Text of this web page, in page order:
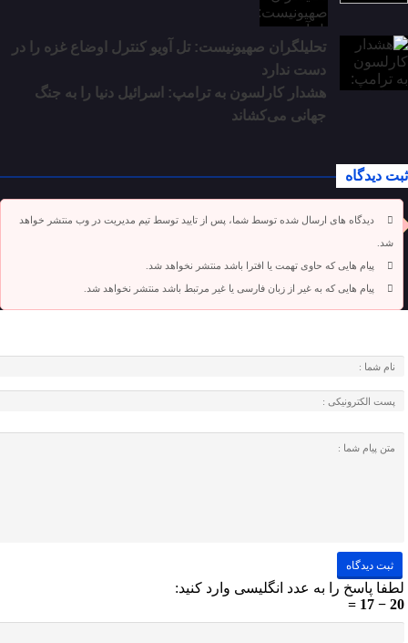
تحلیلگران صهیونیست: تل آویو کنترل اوضاع غزه را در
دست ندارد
هشدار کارلسون به ترامپ: اسرائیل دنیا را به جنگ
جهانی می‌کشاند
ثبت دیدگاه
دیدگاه های ارسال شده توسط شما، پس از تایید توسط تیم مدیریت در وب منتشر خواهد
شد.
پیام هایی که حاوی تهمت یا افترا باشد منتشر نخواهد شد.
پیام هایی که به غیر از زبان فارسی یا غیر مرتبط باشد منتشر نخواهد شد.
لطفا پاسخ را به عدد انگلیسی وارد کنید:
20 − 17 =